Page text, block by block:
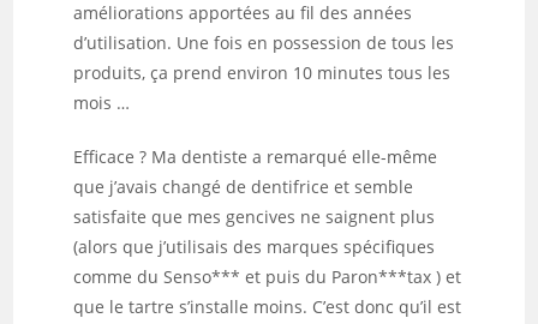
améliorations apportées au fil des années
d’utilisation. Une fois en possession de tous les
produits, ça prend environ 10 minutes tous les
mois …
Efficace ? Ma dentiste a remarqué elle-même
que j’avais changé de dentifrice et semble
satisfaite que mes gencives ne saignent plus
(alors que j’utilisais des marques spécifiques
comme du Senso*** et puis du Paron***tax ) et
que le tartre s’installe moins. C’est donc qu’il est